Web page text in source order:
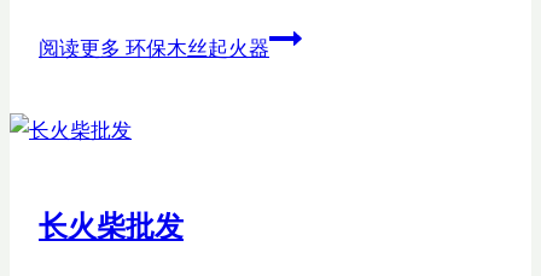
阅读更多 环保木丝起火器
长火柴批发